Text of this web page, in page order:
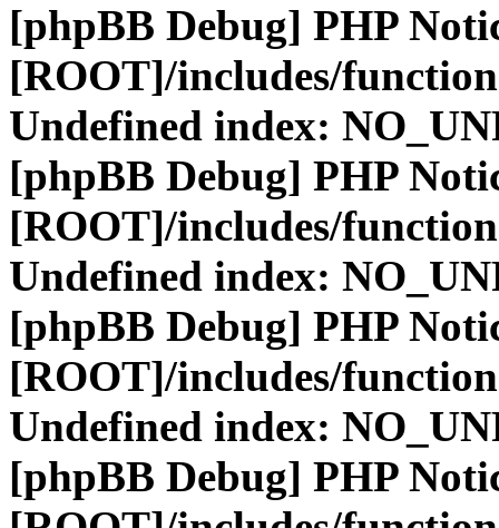
[phpBB Debug] PHP
[ROOT]/includes/
Undefined index:
[phpBB Debug] PHP
[ROOT]/includes/
Undefined index:
[phpBB Debug] PHP
[ROOT]/includes/
Undefined index:
[phpBB Debug] PHP